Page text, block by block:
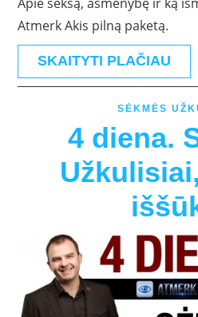
Atmerk Akis pilną paketą.
SKAITYTI PLAČIAU
SĖKMĖS
4 diena.